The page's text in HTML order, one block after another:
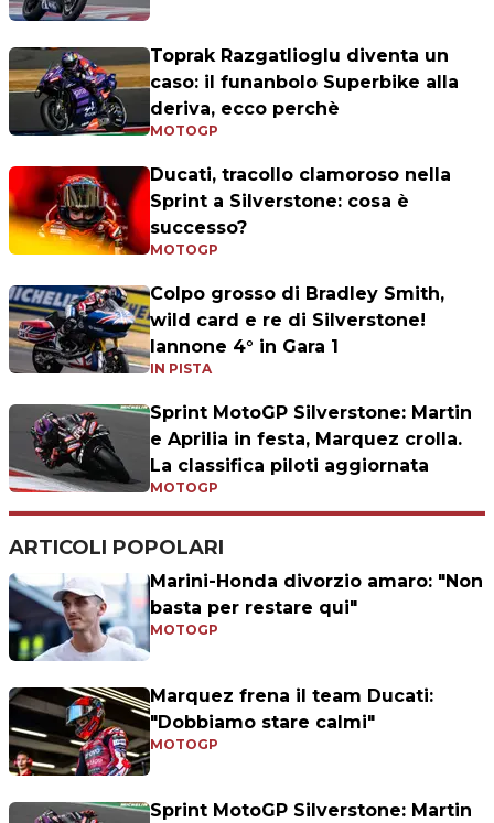
Toprak Razgatlioglu diventa un
caso: il funanbolo Superbike alla
deriva, ecco perchè
MOTOGP
Ducati, tracollo clamoroso nella
Sprint a Silverstone: cosa è
successo?
MOTOGP
Colpo grosso di Bradley Smith,
wild card e re di Silverstone!
Iannone 4° in Gara 1
IN PISTA
Sprint MotoGP Silverstone: Martin
e Aprilia in festa, Marquez crolla.
La classifica piloti aggiornata
MOTOGP
ARTICOLI POPOLARI
Marini-Honda divorzio amaro: "Non
basta per restare qui"
MOTOGP
Marquez frena il team Ducati:
"Dobbiamo stare calmi"
MOTOGP
Sprint MotoGP Silverstone: Martin